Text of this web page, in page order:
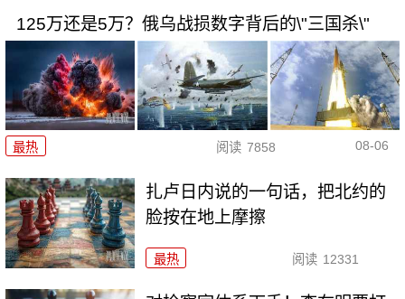
125万还是5万？俄乌战损数字背后的\"三国杀\"
最热 阅读 7858 08-06
扎卢日内说的一句话，把北约的
脸按在地上摩擦
最热 阅读 12331